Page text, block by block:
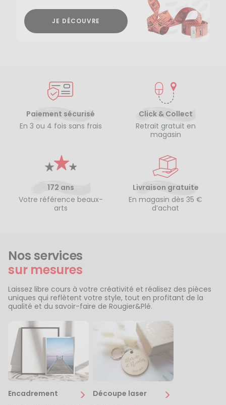
JE DÉCOUVRE
Paiement sécurisé
En 3 ou 4 fois sans frais
Click & Collect
Retrait gratuit en
magasin
172 ans
Votre référence beaux-
arts
Livraison gratuite
En magasin dès 35 €
d’achat
Nos services
sur mesures
Laissez libre cours à votre créativité et réalisez des pièces
uniques qui reflètent votre style, tout en profitant de la
qualité et du savoir-faire de Rougier&Plé.
Encadrement Découpe laser